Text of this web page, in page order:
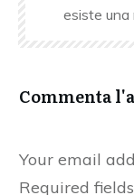
esiste una
Commenta
Your email
Required